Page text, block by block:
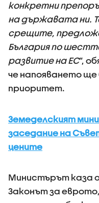
конкретни
на държавата ни.
срещите,
България по
развитие на ЕС”,
че напояването
приоритет.
Земеделският
заседание на
цените
Министърът каза
Законът за